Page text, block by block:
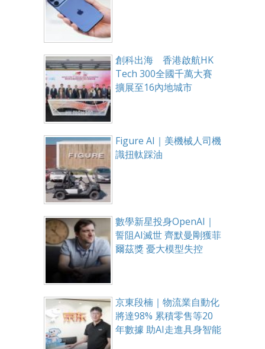
創科出海 香港啟航HK
Tech 300全國千萬大賽
擴展至16內地城市
Figure AI｜美機械人司機
識扭軚踩油
數學新星投身OpenAI｜
誓阻AI滅世 齊默曼剛獲菲
爾茲獎 憂大模型失控
京東段楠｜物流業自動化
將達98% 累積零售等20
年數據 助AI走進具身智能